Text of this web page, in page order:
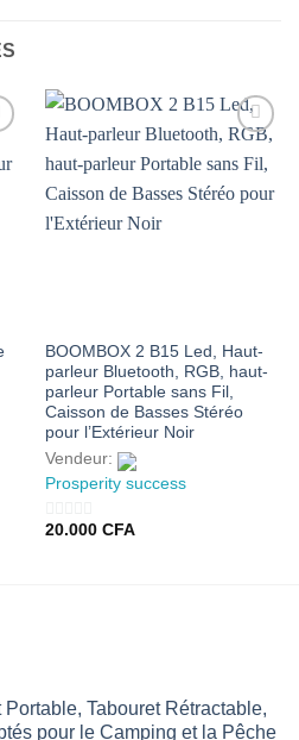
AJOUTER
BOOMBOX 2 B15 Led, Haut-
parleur Bluetooth, RGB, haut-
parleur Portable sans Fil,
Caisson de Basses Stéréo
pour l’Extérieur Noir
Vendeur:
Prosperity success
0
20.000 CFA
Tabouret Rétractable,
pour le Camping et la Pêche